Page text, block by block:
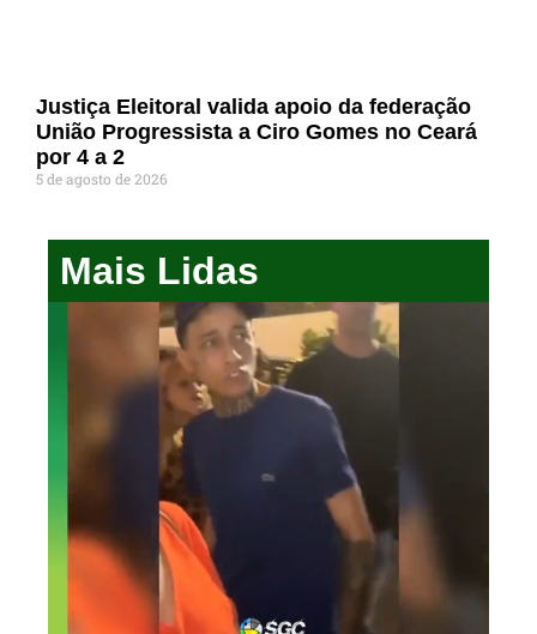
Justiça Eleitoral valida apoio da federação
União Progressista a Ciro Gomes no Ceará
por 4 a 2
5 de agosto de 2026
Mais Lidas